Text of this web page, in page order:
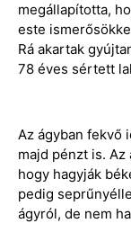
megállapította,
este
Rá akartak
78 éves sértett
Az ágyban fekvő
majd pénzt is.
hogy hagyják
pedig
ágyról, de nem